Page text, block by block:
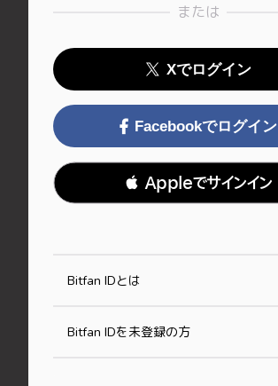
または
Xでログイン
Facebookでログイン
 Appleでサインイン
Bitfan IDとは
Bitfan IDを未登録の方